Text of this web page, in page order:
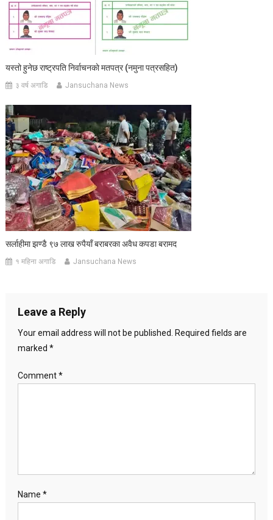
यस्तो हुनेछ राष्ट्रपति निर्वाचनकाे मतपत्र (नमुना पत्रसहित)
३ वर्ष अगाडि Jansuchana News
सर्लाहीमा झण्डै ९७ लाख रुपैयाँ बराबरका अवैध कपडा बरामद
१ महिना अगाडि Jansuchana News
Leave a Reply
Your email address will not be published. Required fields are
marked *
Comment*
Name *